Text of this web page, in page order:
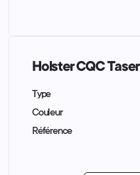
Holster CQC
Type
Couleur
Référence